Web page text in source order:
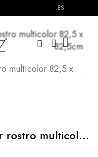
ES
multicolor 82,5 x
82,5cm
rostro multicolor